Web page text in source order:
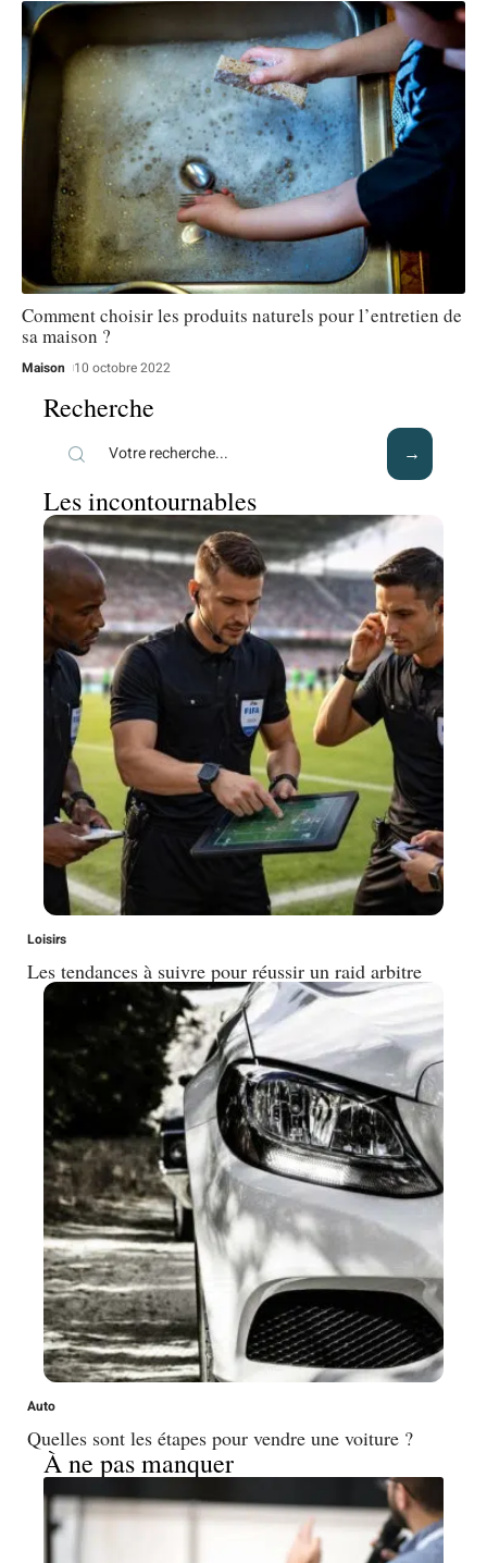
Comment choisir les produits naturels pour l’entretien de
sa maison ?
Maison 10 octobre 2022
Recherche
Les incontournables
Loisirs
Les tendances à suivre pour réussir un raid arbitre
Auto
Quelles sont les étapes pour vendre une voiture ?
À ne pas manquer